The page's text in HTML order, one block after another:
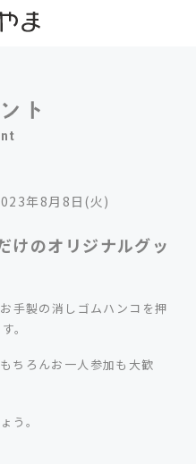
年8月8日(火)
けのオリジナルグッ
手製の消しゴムハンコを押
。
ちろんお一人参加も大歓
う。